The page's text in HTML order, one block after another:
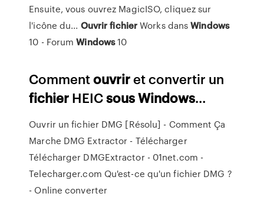
Ensuite, vous ouvrez MagicISO, cliquez sur
l'icône du... Ouvrir fichierWorks dansWindows
10 - ForumWindows10
Commentouvriret convertir un
fichier HEICsousWindows…
Ouvrir un fichier DMG [Résolu] - Comment Ça
Marche DMG Extractor - Télécharger
Télécharger DMGExtractor - 01net.com -
Telecharger.com Qu'est-ce qu'un fichier DMG ?
- Online converter